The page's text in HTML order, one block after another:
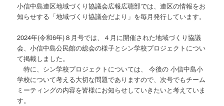
小信中島連区地域づくり協議会広報広聴部では、連区の情報をお
知らせする「地域づくり協議会だより」を毎月発行しています。
2024年(令和6年)８月号では、４月に開催された地域づくり協議
会、小信中島公民館の総会の様子とシン学校プロジェクトについ
て掲載しました。
特に、シン学校プロジェクトについては、 今後の 小信中島小
学校について考える大切な問題でありますので、次号でもチーム
ミーティングの内容を皆様にお知らせしていきたいと考えていま
す。